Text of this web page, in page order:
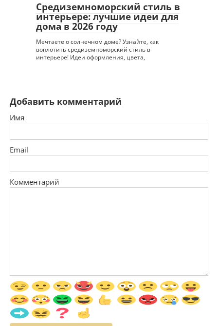
Средиземноморский стиль в
интерьере: лучшие идеи для
дома в 2026 году
Мечтаете о солнечном доме? Узнайте, как
воплотить средиземноморский стиль в
интерьере! Идеи оформления, цвета,
Добавить комментарий
Имя
Email
Комментарий